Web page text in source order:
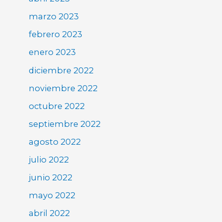
marzo 2023
febrero 2023
enero 2023
diciembre 2022
noviembre 2022
octubre 2022
septiembre 2022
agosto 2022
julio 2022
junio 2022
mayo 2022
abril 2022